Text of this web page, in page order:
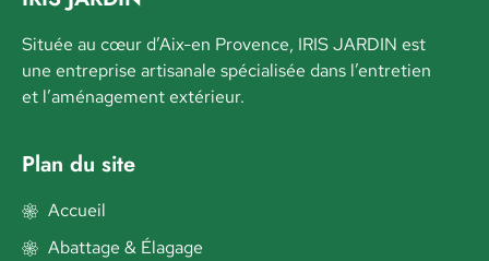
Située au cœur d’Aix-en Provence, IRIS JARDIN est
une entreprise artisanale spécialisée dans l’entretien
et l’aménagement extérieur.
Plan du site
Accueil
Abattage & Élagage